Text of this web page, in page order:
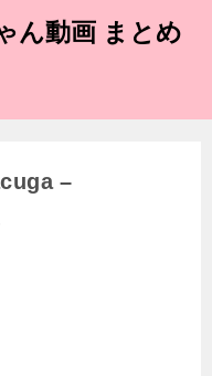
ん動画 まとめ
–